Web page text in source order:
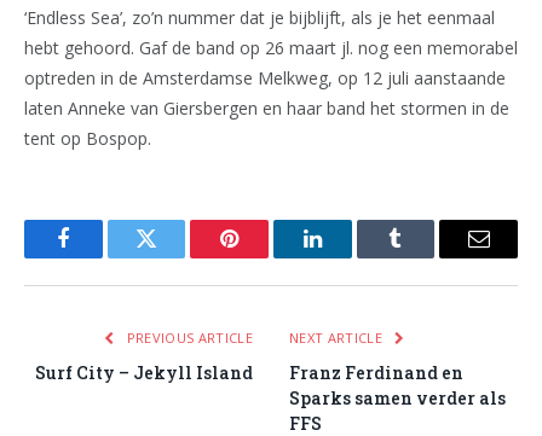
‘Endless Sea’, zo’n nummer dat je bijblijft, als je het eenmaal
hebt gehoord. Gaf de band op 26 maart jl. nog een memorabel
optreden in de Amsterdamse Melkweg, op 12 juli aanstaande
laten Anneke van Giersbergen en haar band het stormen in de
tent op Bospop.
FacebookTwitter Pinterest LinkedInTumblr Email
PREVIOUS ARTICLE
Surf City – Jekyll Island
NEXT ARTICLE
Franz Ferdinand en
Sparks samen verder als
FFS